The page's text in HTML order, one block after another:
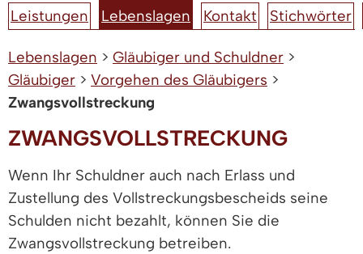
Leistungen Lebenslagen Kontakt Stichwörter
Lebenslagen > Gläubiger und Schuldner >
Gläubiger > Vorgehen des Gläubigers >
Zwangsvollstreckung
ZWANGSVOLLSTRECKUNG
Wenn Ihr Schuldner auch nach Erlass und
Zustellung des Vollstreckungsbescheids seine
Schulden nicht bezahlt, können Sie die
Zwangsvollstreckung betreiben.